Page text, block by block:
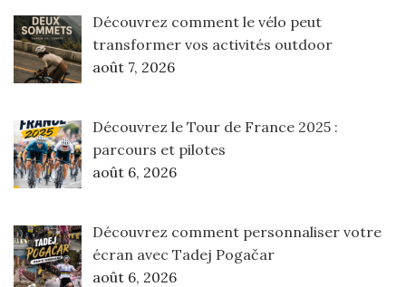
Découvrez comment le vélo peut
transformer vos activités outdoor
août 7, 2026
Découvrez le Tour de France 2025 :
parcours et pilotes
août 6, 2026
Découvrez comment personnaliser votre
écran avec Tadej Pogačar
août 6, 2026